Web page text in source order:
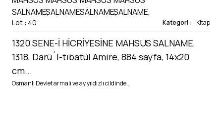
Lot : 40 Kategori : Kitap
1320 SENE-İ HİCRİYESİNE MAHSUS SALNAME,
1318, Darü´l-tıbatül Amire, 884 sayfa, 14x20
cm...
Osmanlı Devlet armalı ve ay yıldızlı cildinde...